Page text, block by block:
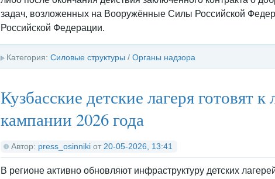
задач, возложенных на Вооружённые Силы Российской
Российской Федерации.
Категория: Силовые структуры / Органы надзора
Кузбасские детские лагеря готовят
кампании 2026 года
Автор: press_osinniki от 20-05-2026, 13:41
В регионе активно обновляют инфраструктуру детских